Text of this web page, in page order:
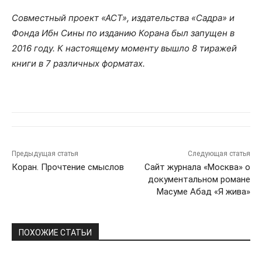
Совместный проект «АСТ», издательства «Садра» и
Фонда Ибн Сины по изданию Корана был запущен в
2016 году. К настоящему моменту вышло 8 тиражей
книги в 7 различных форматах.
Предыдущая статья
Коран. Прочтение смыслов
Следующая статья
Сайт журнала «Москва» о
документальном романе
Масуме Абад «Я жива»
ПОХОЖИЕ СТАТЬИ